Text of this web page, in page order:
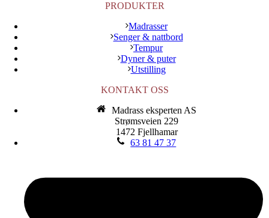
PRODUKTER
Madrasser
Senger & nattbord
Tempur
Dyner & puter
Utstilling
KONTAKT OSS
Madrass eksperten AS
Strømsveien 229
1472 Fjellhamar
63 81 47 37